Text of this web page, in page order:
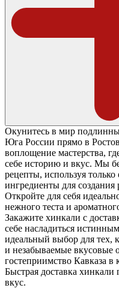
Окунитесь в мир
Юга России прямо в
воплощение мастерства,
себе историю и вкус. Мы
рецепты, используя
ингредиенты для
Откройте для себя
нежного теста и
Закажите хинкали с
себе насладиться
идеальный выбор для тех,
и незабываемые вкусовые
гостеприимство Кавказа
Быстрая доставка хинкали
вкус.